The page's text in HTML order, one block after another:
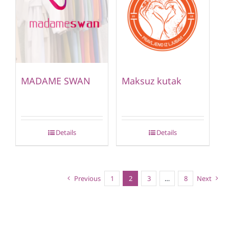
MADAME SWAN
Details
Maksuz kutak
Details
Previous 1 2 3 … 8 Next